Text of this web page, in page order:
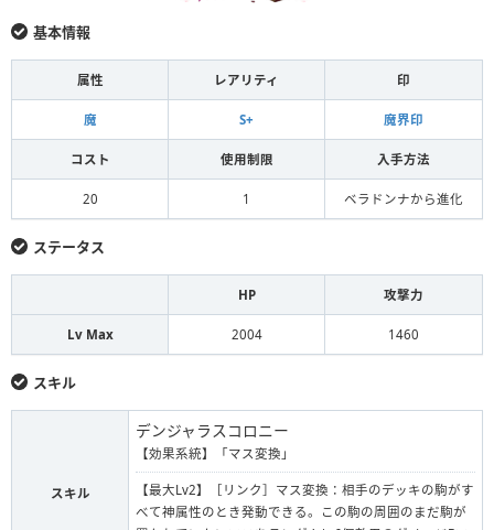
基本情報
属性 レアリティ 印
魔 S+ 魔界印
コスト 使用制限 入手方法
20 1 ベラドンナから進化
ステータス
HP 攻撃力
Lv Max 2004 1460
スキル
スキル
デンジャラスコロニー
【効果系統】「マス変換」
【最大Lv2】［リンク］マス変換：相手のデッキの駒がす
べて神属性のとき発動できる。この駒の周囲のまだ駒が